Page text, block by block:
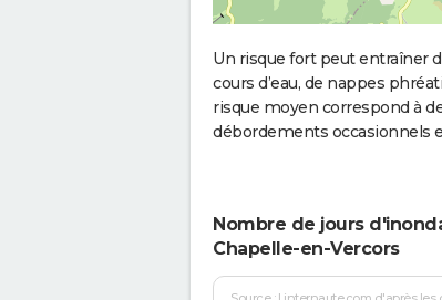
Un risque fort peut entraîner
cours d’eau, de nappes
risque moyen correspond à
débordements occasionnels
Nombre de jours
Chapelle-en-Vercors